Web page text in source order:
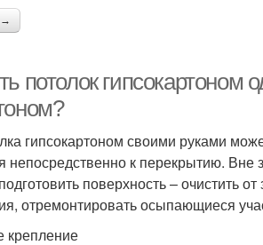
→
потолок гипсокартоном
гипсокартоном своими руками
непосредственно к перекрытию.
поверхность – очистить
отремонтировать осыпающиеся
крепление